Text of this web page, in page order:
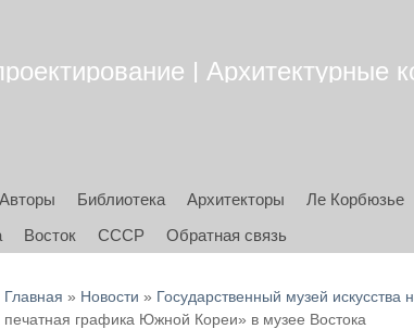
| Архитектурные
Авторы Библиотека Архитекторы Ле Корбюзье
Восток СССР Обратная связь
Вы здесь
Главная » Новости » Государственный музей искусства
печатная графика Южной Кореи» в музее Востока